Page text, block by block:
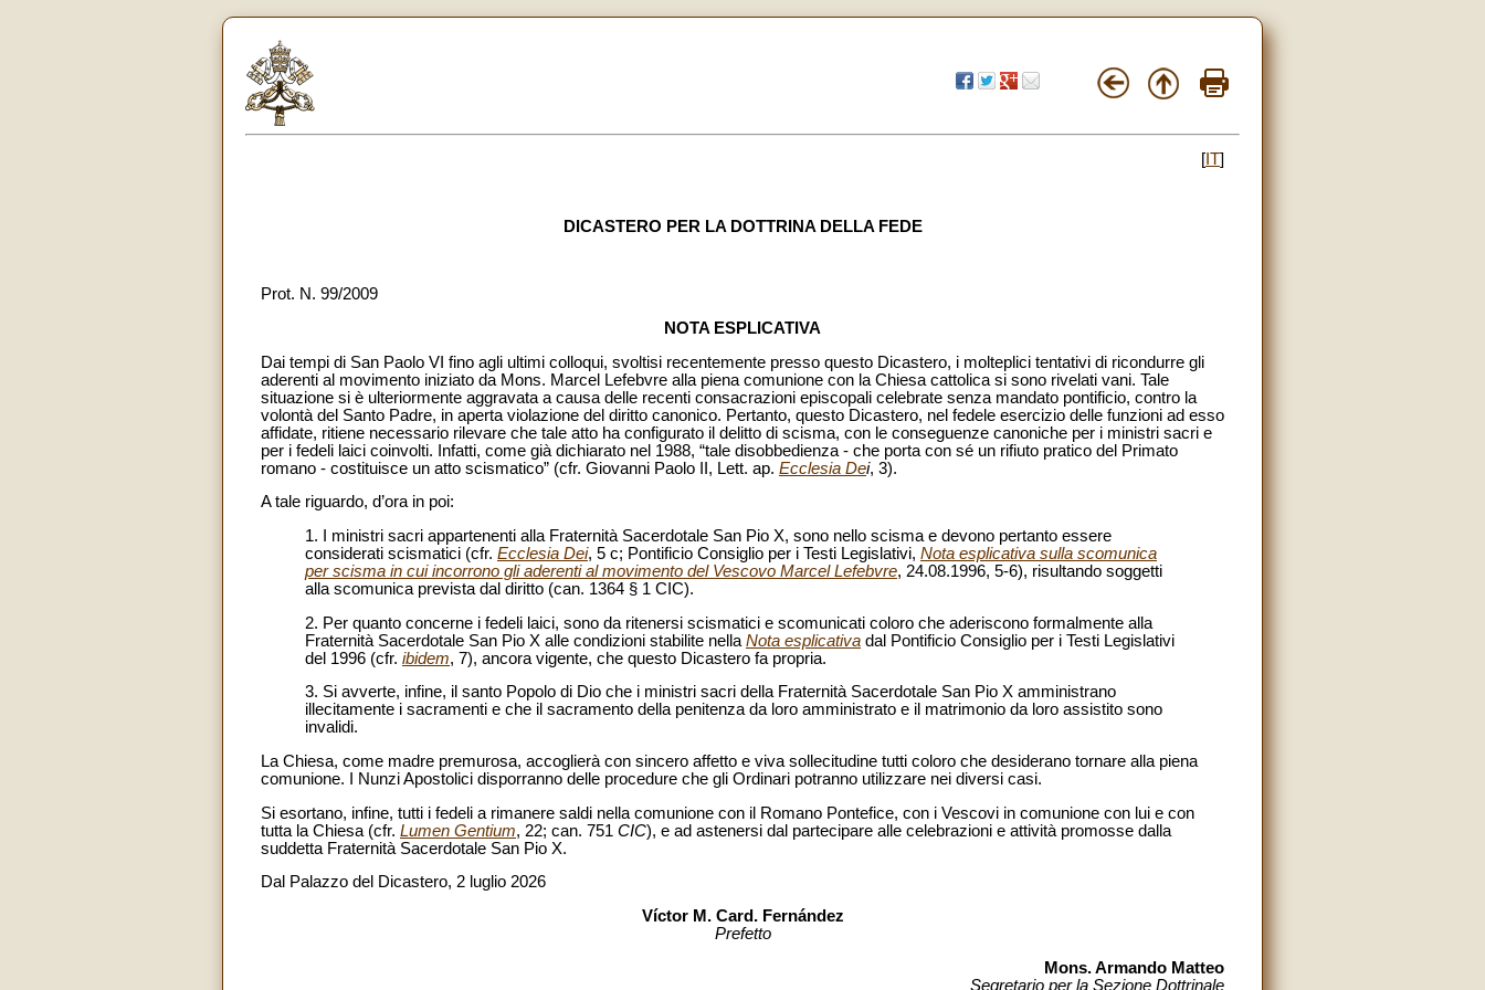
[ IT]
DICASTERO PER LA DOTTRINA DELLA FEDE
Prot. N. 99/2009
NOTA ESPLICATIVA
Dai tempi di San Paolo VI fino agli ultimi colloqui, svoltisi recentemente presso questo Dicastero, i molteplici tentativi di ricondurre gli
aderenti al movimento iniziato da Mons. Marcel Lefebvre alla piena comunione con la Chiesa cattolica si sono rivelati vani. Tale
situazione si è ulteriormente aggravata a causa delle recenti consacrazioni episcopali celebrate senza mandato pontificio, contro la
volontà del Santo Padre, in aperta violazione del diritto canonico. Pertanto, questo Dicastero, nel fedele esercizio delle funzioni ad esso
affidate, ritiene necessario rilevare che tale atto ha configurato il delitto di scisma, con le conseguenze canoniche per i ministri sacri e
per i fedeli laici coinvolti. Infatti, come già dichiarato nel 1988, “tale disobbedienza - che porta con sé un rifiuto pratico del Primato
romano - costituisce un atto scismatico” (cfr. Giovanni Paolo II, Lett. ap. Ecclesia Dei, 3).
A tale riguardo, d’ora in poi:
1. I ministri sacri appartenenti alla Fraternità Sacerdotale San Pio X, sono nello scisma e devono pertanto essere
considerati scismatici (cfr. Ecclesia Dei, 5 c; Pontificio Consiglio per i Testi Legislativi, Nota esplicativa sulla scomunica
per scisma in cui incorrono gli aderenti al movimento del Vescovo Marcel Lefebvre, 24.08.1996, 5-6), risultando soggetti
alla scomunica prevista dal diritto (can. 1364 § 1 CIC).
2. Per quanto concerne i fedeli laici, sono da ritenersi scismatici e scomunicati coloro che aderiscono formalmente alla
Fraternità Sacerdotale San Pio X alle condizioni stabilite nella Nota esplicativa dal Pontificio Consiglio per i Testi Legislativi
del 1996 (cfr. ibidem, 7), ancora vigente, che questo Dicastero fa propria.
3. Si avverte, infine, il santo Popolo di Dio che i ministri sacri della Fraternità Sacerdotale San Pio X amministrano
illecitamente i sacramenti e che il sacramento della penitenza da loro amministrato e il matrimonio da loro assistito sono
invalidi.
La Chiesa, come madre premurosa, accoglierà con sincero affetto e viva sollecitudine tutti coloro che desiderano tornare alla piena
comunione. I Nunzi Apostolici disporranno delle procedure che gli Ordinari potranno utilizzare nei diversi casi.
Si esortano, infine, tutti i fedeli a rimanere saldi nella comunione con il Romano Pontefice, con i Vescovi in comunione con lui e con
tutta la Chiesa (cfr. Lumen Gentium, 22; can. 751 CIC), e ad astenersi dal partecipare alle celebrazioni e attività promosse dalla
suddetta Fraternità Sacerdotale San Pio X.
Dal Palazzo del Dicastero, 2 luglio 2026
Víctor M. Card. Fernández
Prefetto
Mons. Armando Matteo
Segretario per la Sezione Dottrinale